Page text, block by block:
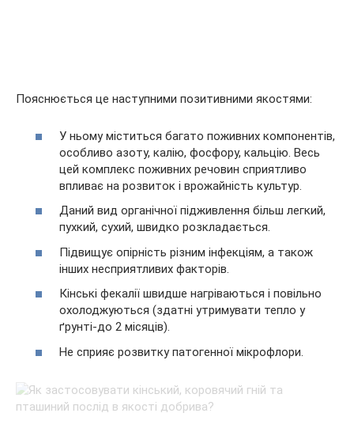
Пояснюється це наступними позитивними якостями:
У ньому міститься багато поживних компонентів,
особливо азоту, калію, фосфору, кальцію. Весь
цей комплекс поживних речовин сприятливо
впливає на розвиток і врожайність культур.
Даний вид органічної підживлення більш легкий,
пухкий, сухий, швидко розкладається.
Підвищує опірність різним інфекціям, а також
інших несприятливих факторів.
Кінські фекалії швидше нагріваються і повільно
охолоджуються (здатні утримувати тепло у
ґрунті-до 2 місяців).
Не сприяє розвитку патогенної мікрофлори.